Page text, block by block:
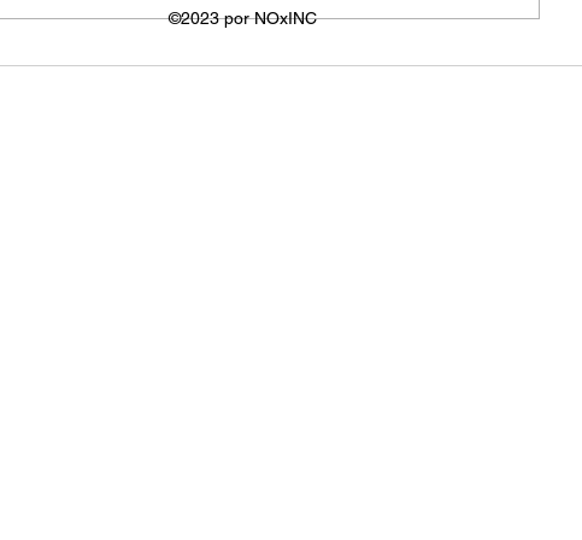
utilizada para visualizar os
de largura, há...
©2023 por NOxINC